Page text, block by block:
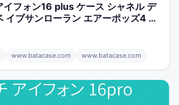
イフォン16 plus ケース シャネル デ
イブサンローラン エアーポッズ4 3
www.batacase.com www.batacase.com